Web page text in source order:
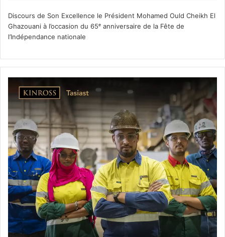
Discours de Son Excellence le Président Mohamed Ould Cheikh El
Ghazouani à l’occasion du 65ᵉ anniversaire de la Fête de
l’Indépendance nationale